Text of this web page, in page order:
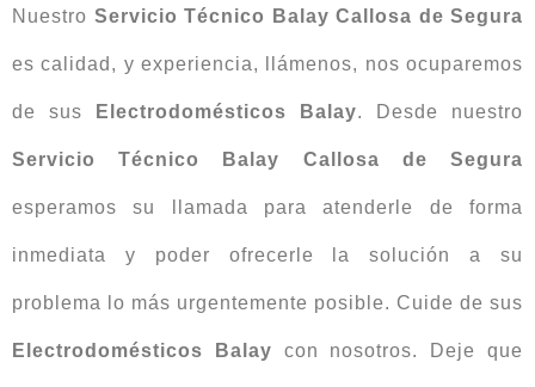
Nuestro Servicio Técnico Balay Callosa de Segura
es calidad, y experiencia, llámenos, nos ocuparemos
de sus Electrodomésticos Balay. Desde nuestro
Servicio Técnico Balay Callosa de Segura
esperamos su llamada para atenderle de forma
inmediata y poder ofrecerle la solución a su
problema lo más urgentemente posible. Cuide de sus
Electrodomésticos Balay con nosotros. Deje que